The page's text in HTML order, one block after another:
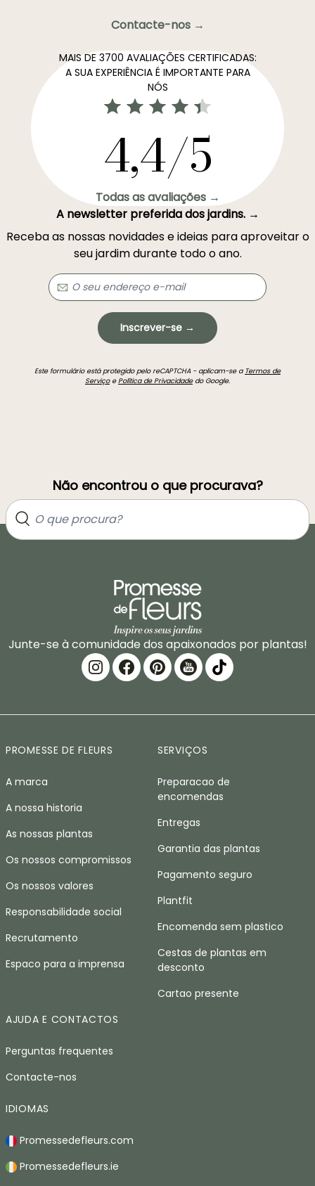
Contacte-nos →
MAIS DE 3700 AVALIAÇÕES CERTIFICADAS:
A SUA EXPERIÊNCIA É IMPORTANTE PARA
NÓS
4,4/5
Todas as avaliações →
A newsletter preferida dos jardins. →
Receba as nossas novidades e ideias para aproveitar o
seu jardim durante todo o ano.
Inscrever-se →
Este formulário está protegido pelo reCAPTCHA - aplicam-se a Termos de
ServiçoePolítica de Privacidadedo Google.
Não encontrou o que procurava?
Junte-se à comunidade dos apaixonados por plantas!
PROMESSE DE FLEURS
A marca
A nossa historia
As nossas plantas
Os nossos compromissos
Os nossos valores
Responsabilidade social
Recrutamento
Espaco para a imprensa
SERVIÇOS
Preparacao de
encomendas
Entregas
Garantia das plantas
Pagamento seguro
Plantfit
Encomenda sem plastico
Cestas de plantas em
desconto
Cartao presente
AJUDA E CONTACTOS
Perguntas frequentes
Contacte-nos
IDIOMAS
Promessedefleurs.com
Promessedefleurs.ie